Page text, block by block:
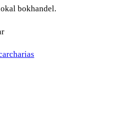
bokhandel.